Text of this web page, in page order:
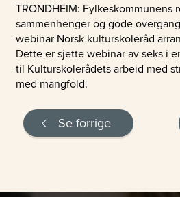
TRONDHEIM: Fylkeskommunens
sammenhenger og gode
webinar Norsk kulturskoleråd
Dette er sjette webinar av seks i
til Kulturskolerådets arbeid med
med mangfold.
Se forrige